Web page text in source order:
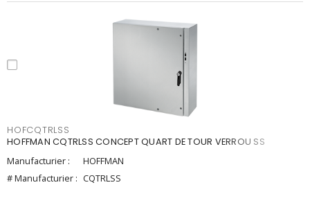
HOFCQTRLSS
HOFFMAN CQTRLSS CONCEPT QUART DE TOUR VERROU SS
Manufacturier :
HOFFMAN
# Manufacturier : CQTRLSS